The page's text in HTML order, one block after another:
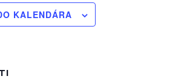
KALENDÁRA